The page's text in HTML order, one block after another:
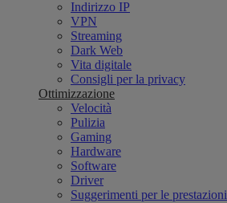
Indirizzo IP
VPN
Streaming
Dark Web
Vita digitale
Consigli per la privacy
Ottimizzazione
Velocità
Pulizia
Gaming
Hardware
Software
Driver
Suggerimenti per le prestazioni